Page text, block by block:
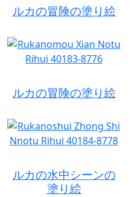
ルカの冒険の塗り絵
ルカの冒険の塗り絵
ルカの水中シーンの
塗り絵